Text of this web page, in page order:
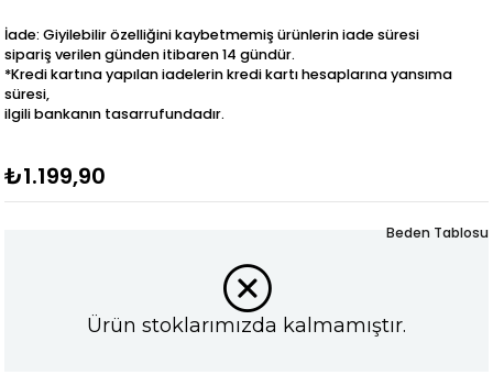
İade: Giyilebilir özelliğini kaybetmemiş ürünlerin iade süresi
sipariş verilen günden itibaren 14 gündür.
*Kredi kartına yapılan iadelerin kredi kartı hesaplarına yansıma
süresi,
ilgili bankanın tasarrufundadır.
₺1.199,90
Ürün stoklarımızda kalmamıştır.
Beden Tablosu